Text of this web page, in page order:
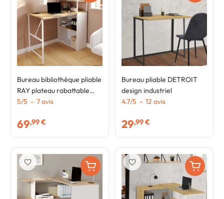
Bureau bibliothèque pliable
RAY plateau rabattable
bois façon hêtre et blanc
5/5 - 7avis
69,99 €
Bureau pliable DETROIT
design industriel
4.7/5 - 12 avis
29,99 €
favorite_border favorite_border